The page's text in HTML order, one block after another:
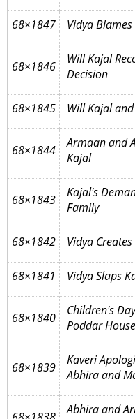
68×1847 Vidya
68×1846
Will Kajal
Decision
68×1845 Will Kajal
68×1844
Armaan and
Kajal
68×1843
Kajal's
Family
68×1842 Vidya
68×1841 Vidya Slaps
68×1840
Children's
Poddar House
68×1839
Kaveri
Abhira and
Abhira and